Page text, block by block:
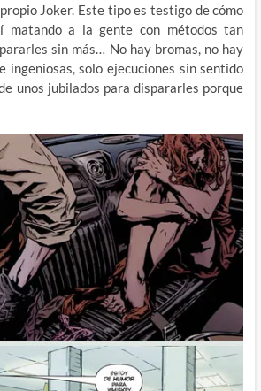
Joker. Este tipo es testigo de cómo
matando a la gente con métodos tan
sin más… No hay bromas, no hay
ingeniosas, solo ejecuciones sin sentido
unos jubilados para dispararles porque